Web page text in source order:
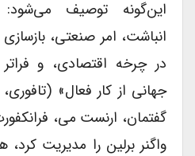
این‌گونه توصیف می‌شود:
انباشت، امر صنعتی،
در چرخه اقتصادی، و فراتر
گفتمان، ارنست می،
واگنر برلین را مدیریت کرد،